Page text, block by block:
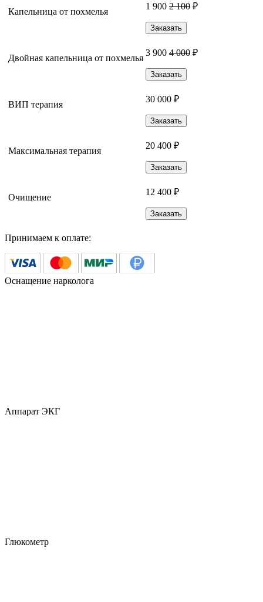
Капельница от похмелья
1 900 2 100 ₽
Заказать
Двойная капельница от похмелья
3 900 4 000 ₽
Заказать
ВИП терапия
30 000 ₽
Заказать
Максимальная терапия
20 400 ₽
Заказать
Очищение
12 400 ₽
Заказать
Принимаем к оплате:
Оснащение нарколога
Аппарат ЭКГ
Глюкометр